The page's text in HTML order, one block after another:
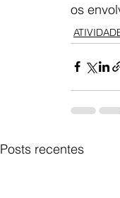
os
Posts recentes